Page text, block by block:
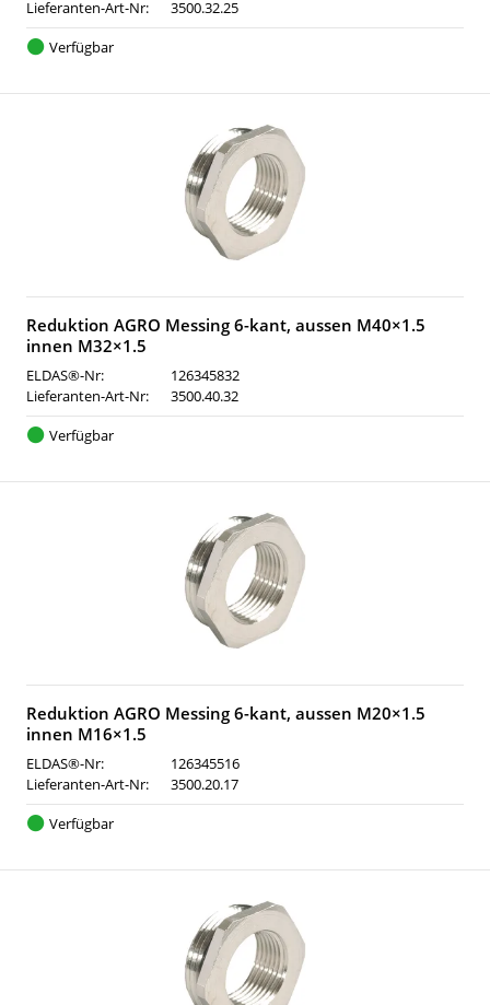
Lieferanten-Art-Nr:
3500.32.25
Verfügbar
Reduktion AGRO Messing 6-kant, aussen M40×1.5
innen M32×1.5
ELDAS®-Nr:
126345832
Lieferanten-Art-Nr:
3500.40.32
Verfügbar
Reduktion AGRO Messing 6-kant, aussen M20×1.5
innen M16×1.5
ELDAS®-Nr:
126345516
Lieferanten-Art-Nr:
3500.20.17
Verfügbar